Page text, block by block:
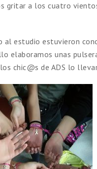
gritar a los cuatro
al estudio estuvieron
elaboramos unas
chic@s de ADS lo